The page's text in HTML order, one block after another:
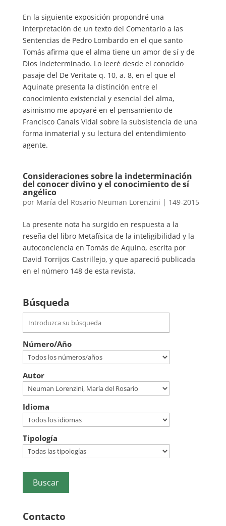
En la siguiente exposición propondré una
interpretación de un texto del Comentario a las
Sentencias de Pedro Lombardo en el que santo
Tomás afirma que el alma tiene un amor de sí y de
Dios indeterminado. Lo leeré desde el conocido
pasaje del De Veritate q. 10, a. 8, en el que el
Aquinate presenta la distinción entre el
conocimiento existencial y esencial del alma,
asimismo me apoyaré en el pensamiento de
Francisco Canals Vidal sobre la subsistencia de una
forma inmaterial y su lectura del entendimiento
agente.
Consideraciones sobre la indeterminación
del conocer divino y el conocimiento de sí
angélico
por María del Rosario Neuman Lorenzini | 149-2015
La presente nota ha surgido en respuesta a la
reseña del libro Metafísica de la inteligibilidad y la
autoconciencia en Tomás de Aquino, escrita por
David Torrijos Castrillejo, y que apareció publicada
en el número 148 de esta revista.
Búsqueda
Número/Año
Autor
Idioma
Tipología
Contacto